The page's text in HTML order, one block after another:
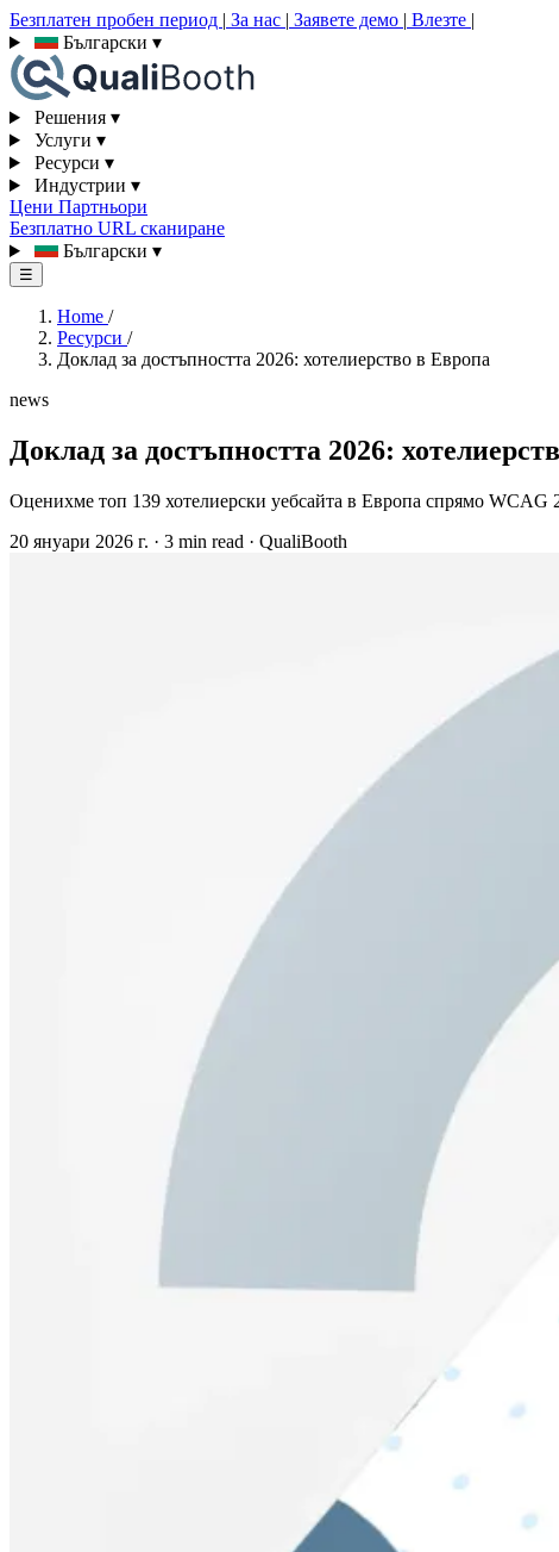
Безплатен пробен период | За нас | Заявете демо | Влезте |
Български ▾
Решения ▾
Услуги ▾
Ресурси ▾
Индустрии ▾
Цени Партньори
Безплатно URL сканиране
Български ▾
☰
Home /
Ресурси /
Доклад за достъпността 2026: хотелиерство в Европа
news
Доклад за достъпността 2026:
Оценихме топ 139 хотелиерски уебсайта в Европа спрямо WCAG
20 януари 2026 г. · 3 min read · QualiBooth